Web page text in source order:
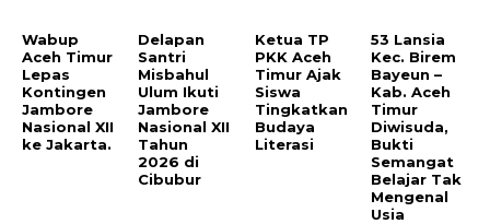
Wabup
Aceh Timur
Lepas
Kontingen
Jambore
Nasional XII
ke Jakarta.
Delapan
Santri
Misbahul
Ulum Ikuti
Jambore
Nasional XII
Tahun
2026 di
Cibubur
Ketua TP
PKK Aceh
Timur Ajak
Siswa
Tingkatkan
Budaya
Literasi
53 Lansia
Kec. Birem
Bayeun –
Kab. Aceh
Timur
Diwisuda,
Bukti
Semangat
Belajar Tak
Mengenal
Usia